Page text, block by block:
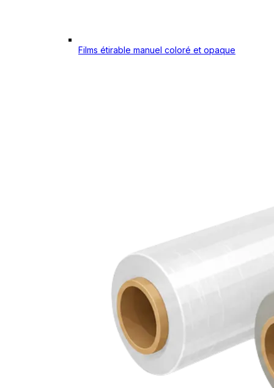
Films étirable manuel coloré et opaque